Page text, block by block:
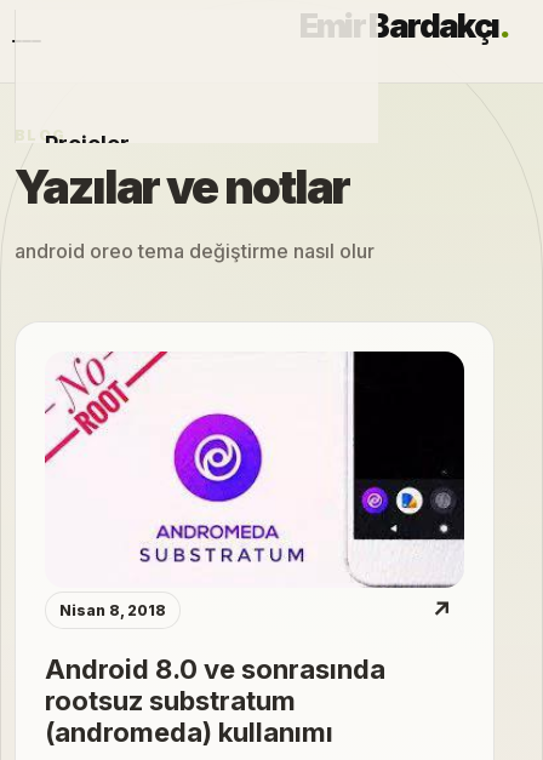
Emir Bardakçı.
Projeler
Otomobiller
Modlar
Hakkımda
Blog
BLOG
Yazılar ve notlar
android oreo tema değiştirme nasıl olur
Nisan 8, 2018 ↗
Android 8.0 ve sonrasında
rootsuz substratum
(andromeda) kullanımı